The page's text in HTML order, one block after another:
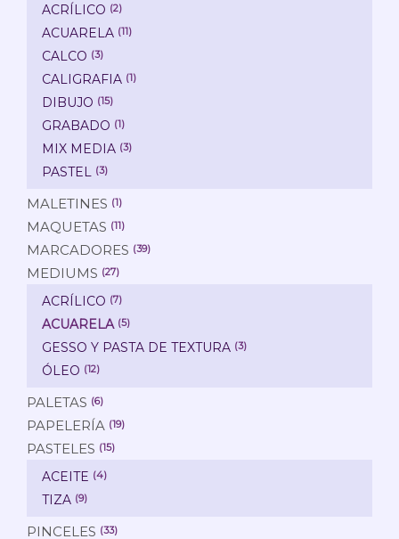
ACRÍLICO (2)
ACUARELA (11)
CALCO (3)
CALIGRAFIA (1)
DIBUJO (15)
GRABADO (1)
MIX MEDIA (3)
PASTEL (3)
MALETINES (1)
MAQUETAS (11)
MARCADORES (39)
MEDIUMS (27)
ACRÍLICO (7)
ACUARELA (5)
GESSO Y PASTA DE TEXTURA (3)
ÓLEO (12)
PALETAS (6)
PAPELERÍA (19)
PASTELES (15)
ACEITE (4)
TIZA (9)
PINCELES (33)